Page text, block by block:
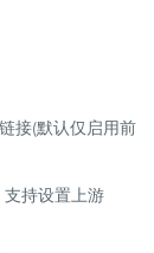
接(默认仅启用前
支持设置上游